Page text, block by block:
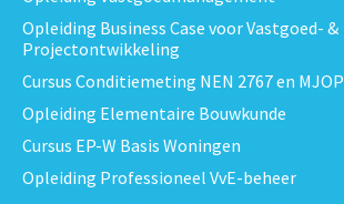
Opleiding Business Case voor Vastgoed- &
Projectontwikkeling
Cursus Conditiemeting NEN 2767 en MJOP
Opleiding Elementaire Bouwkunde
Cursus EP-W Basis Woningen
Opleiding Professioneel VvE-beheer